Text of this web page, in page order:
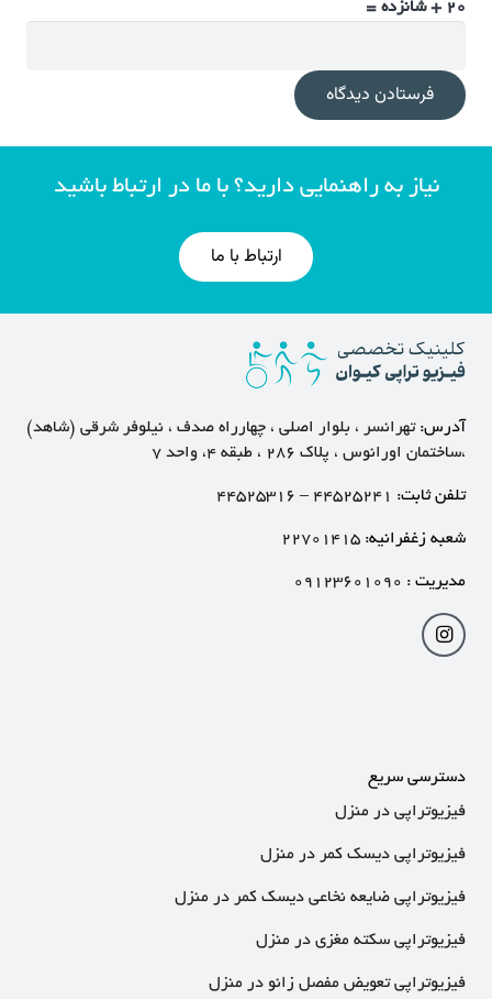
20 + شانزده =
فرستادن دیدگاه
نیاز به راهنمایی دارید؟ با ما در ارتباط باشید
ارتباط با ما
آدرس:تهرانسر ، بلوار اصلی ، چهارراه صدف ، نیلوفر شرقی (شاهد)
،ساختمان اورانوس ، پلاک ۲۸۶ ، طبقه ۴، واحد ۷
تلفن ثابت: ۴۴۵۲۵۲۴۱ – ۴۴۵۲۵۳۱۶
شعبه زغفرانیه: ۲۲۷۰۱۴۱۵
مدیریت : ۰۹۱۲۳۶۰۱۰۹۰
دسترسی سریع
فیزیوتراپی در منزل
فیزیوتراپی دیسک کمر در منزل
فیزیوتراپی ضایعه نخاعی دیسک کمر در منزل
فیزیوتراپی سکته مغزی در منزل
فیزیوتراپی تعویض مفصل زانو در منزل